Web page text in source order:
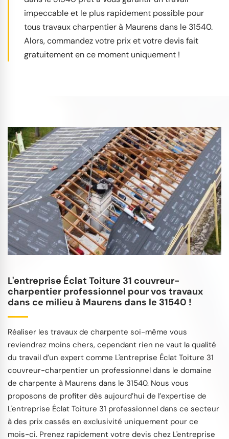
impeccable et le plus rapidement possible pour
tous travaux charpentier à Maurens dans le 31540.
Alors, commandez votre prix et votre devis fait
gratuitement en ce moment uniquement !
L'entreprise Éclat Toiture 31 couvreur-
charpentier professionnel pour vos travaux
dans ce milieu à Maurens dans le 31540 !
Réaliser les travaux de charpente soi-même vous
reviendrez moins chers, cependant rien ne vaut la qualité
du travail d’un expert comme L'entreprise Éclat Toiture 31
couvreur-charpentier un professionnel dans le domaine
de charpente à Maurens dans le 31540. Nous vous
proposons de profiter dès aujourd’hui de l’expertise de
L'entreprise Éclat Toiture 31 professionnel dans ce secteur
à des prix cassés en exclusivité uniquement pour ce
mois-ci. Prenez rapidement votre devis chez L'entreprise